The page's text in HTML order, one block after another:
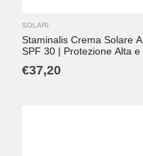
SOLARI
Staminalis Crema Solare
SPF 30 | Protezione Alta
€37,20